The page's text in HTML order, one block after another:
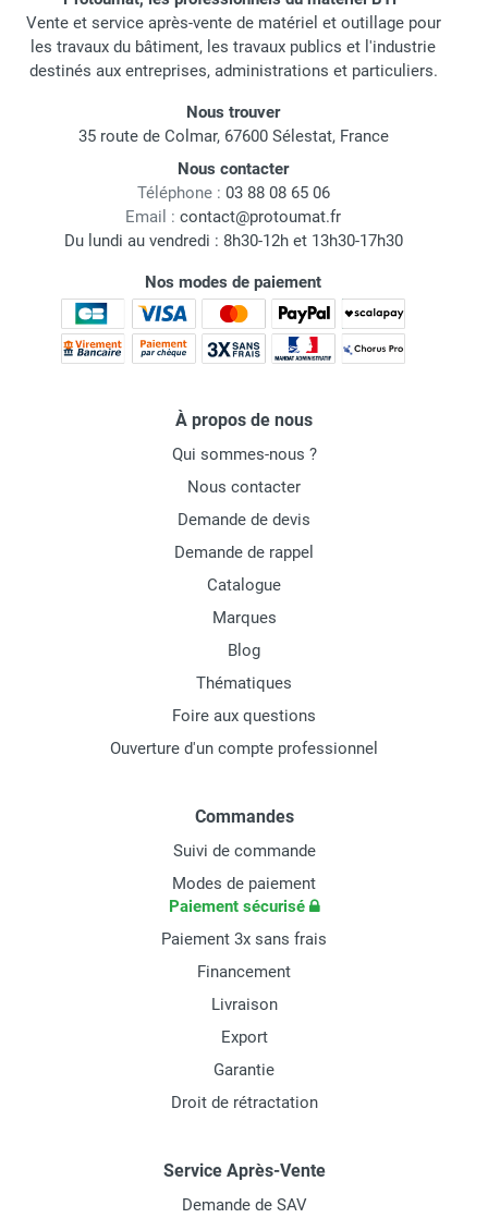
Vente et service après-vente de matériel et outillage pour
les travaux du bâtiment, les travaux publics et l'industrie
destinés aux entreprises, administrations et particuliers.
Nous trouver
35 route de Colmar, 67600 Sélestat, France
Nous contacter
Téléphone : 03 88 08 65 06
Email : contact@protoumat.fr
Du lundi au vendredi : 8h30-12h et 13h30-17h30
Nos modes de paiement
À propos de nous
Qui sommes-nous ?
Nous contacter
Demande de devis
Demande de rappel
Catalogue
Marques
Blog
Thématiques
Foire aux questions
Ouverture d'un compte professionnel
Commandes
Suivi de commande
Modes de paiement
Paiement sécurisé
Paiement 3x sans frais
Financement
Livraison
Export
Garantie
Droit de rétractation
Service Après-Vente
Demande de SAV